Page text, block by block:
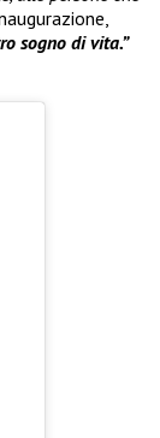
sogno di vita.”